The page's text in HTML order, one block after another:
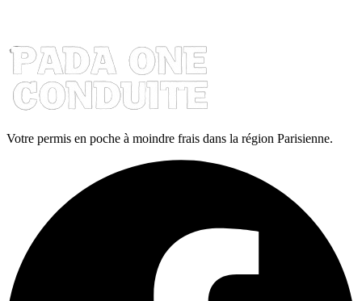
Votre permis en poche à moindre frais dans la région Parisienne.